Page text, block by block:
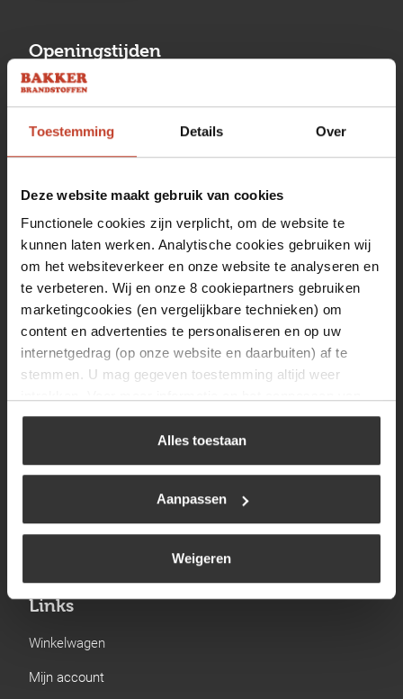
Toestemming Details Over
Deze website maakt gebruik van cookies
Functionele cookies zijn verplicht, om de website te
kunnen laten werken. Analytische cookies gebruiken wij
om het websiteverkeer en onze website te analyseren en
te verbeteren. Wij en onze 8 cookiepartners gebruiken
marketingcookies (en vergelijkbare technieken) om
content en advertenties te personaliseren en op uw
internetgedrag (op onze website en daarbuiten) af te
stemmen. U mag gegeven toestemming altijd weer
uw keuze op onze website verwijzen wij u naar ons
Alles toestaan
Aanpassen
Weigeren
Openingstijden
Maandag
13:00 tot 17:00
Dinsdag
08:00 tot 17:00
08:00 tot 17:00
Vrijdag
08:00 tot 17:00
Zaterdag
09:30 tot 12:00
Zondag
Gesloten
Navigatie
BBQ
Kamperen
Gastechniek
Links
Winkelwagen
Mijn account